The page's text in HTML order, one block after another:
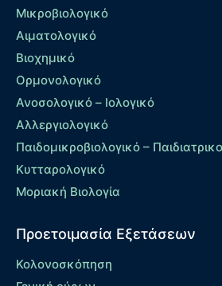
Μικροβιολογικό
Αιματολογικό
Βιοχημικό
Ορμονολογικό
Ανοσολογικό – Ιολογικό
Αλλεργιολογικό
Παιδομικροβιολογικό –
Κυτταρολογικό
Μοριακή Βιολογία
Προετοιμασία Εξετάσεων
Κολονοσκόπηση